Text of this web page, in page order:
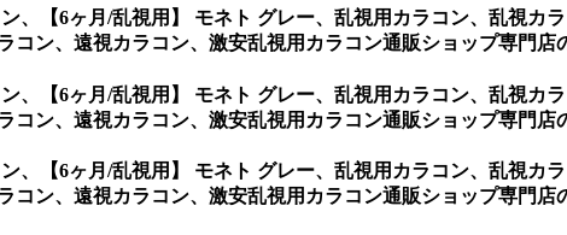
、
【6ヶ月/乱視用】 モネト グレー、乱視用カラコン、乱視
コン、遠視カラコン、激安乱視用カラコン通販ショップ専門店
、
【6ヶ月/乱視用】 モネト グレー、乱視用カラコン、乱視
コン、遠視カラコン、激安乱視用カラコン通販ショップ専門店
、
【6ヶ月/乱視用】 モネト グレー、乱視用カラコン、乱視
コン、遠視カラコン、激安乱視用カラコン通販ショップ専門店